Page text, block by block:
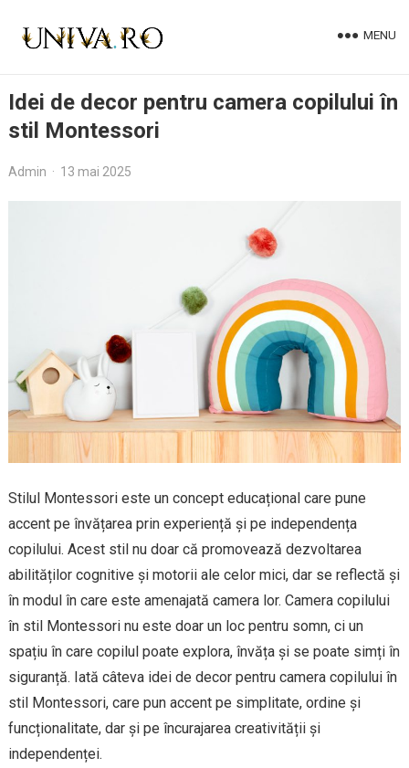
MENU
Idei de decor pentru camera copilului în
stil Montessori
Admin · 13 mai 2025
Stilul Montessori este un concept educațional care pune
accent pe învățarea prin experiență și pe independența
copilului. Acest stil nu doar că promovează dezvoltarea
abilităților cognitive și motorii ale celor mici, dar se reflectă și
în modul în care este amenajată camera lor. Camera copilului
în stil Montessori nu este doar un loc pentru somn, ci un
spațiu în care copilul poate explora, învăța și se poate simți în
siguranță. Iată câteva idei de decor pentru camera copilului în
stil Montessori, care pun accent pe simplitate, ordine și
funcționalitate, dar și pe încurajarea creativității și
independenței.